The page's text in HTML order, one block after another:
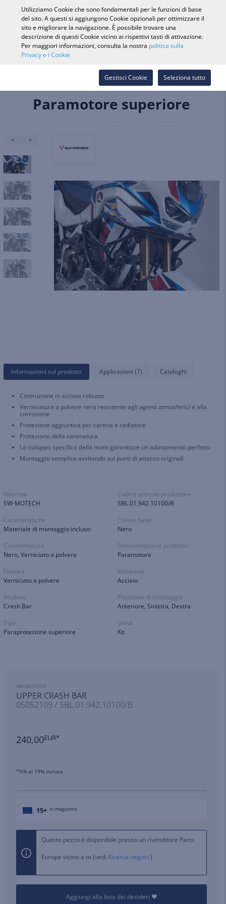
Ricerca veicolo
Cerca nel
Webshop
Accedi
Pezzi carrozzeria/corpo moto
Piastre paramotore e protezioni paraurti
Paramotore superiore
Paramotore superiore
Informazioni sul prodotto Applicazioni (7) Cataloghi
Costruzione in acciaio robusto
Verniciatura a polvere nera resistente agli agenti atmosferici e alla
corrosione
Protezione aggiuntiva per carena e radiatore
Protezione della carenatura
Lo sviluppo specifico della moto garantisce un adattamento perfetto
Montaggio semplice avvitando sui punti di attacco originali
Marchio
SW-MOTECH
Codice articolo produttore
SBL.01.942.10100/B
Caratteristiche
Materiale di montaggio incluso
Colore base
Nero
Colore/finitura
Nero, Verniciato a polvere
Denominazione prodotto
Paramotore
Finitura
Verniciato a polvere
Materiale
Acciaio
Modello
Crash Bar
Posizione di montaggio
Anteriore, Sinistra, Destra
Tipo
Paraprotezione superiore
Unità
Kit
SW-MOTECH
UPPER CRASH BAR
05052109 / SBL.01.942.10100/B
240,00EUR*
*IVA al 19% inclusa
15+ In magazzino
Questo pezzo è disponibile presso un rivenditore Parts
Europe vicino a te (vedi Ricerca negozi )
Aggiungi alla lista dei desideri
Utilizziamo Cookie che sono fondamentali per le funzioni di base
del sito. A questi si aggiungono Cookie opzionali per ottimizzare il
sito e migliorare la navigazione. È possibile trovare una
descrizione di questi Cookie vicino ai rispettivi tasti di attivazione.
Per maggiori informazioni, consulta la nostra politica sulla
Privacy e i Cookie
Seleziona tutto
Gestisci Cookie